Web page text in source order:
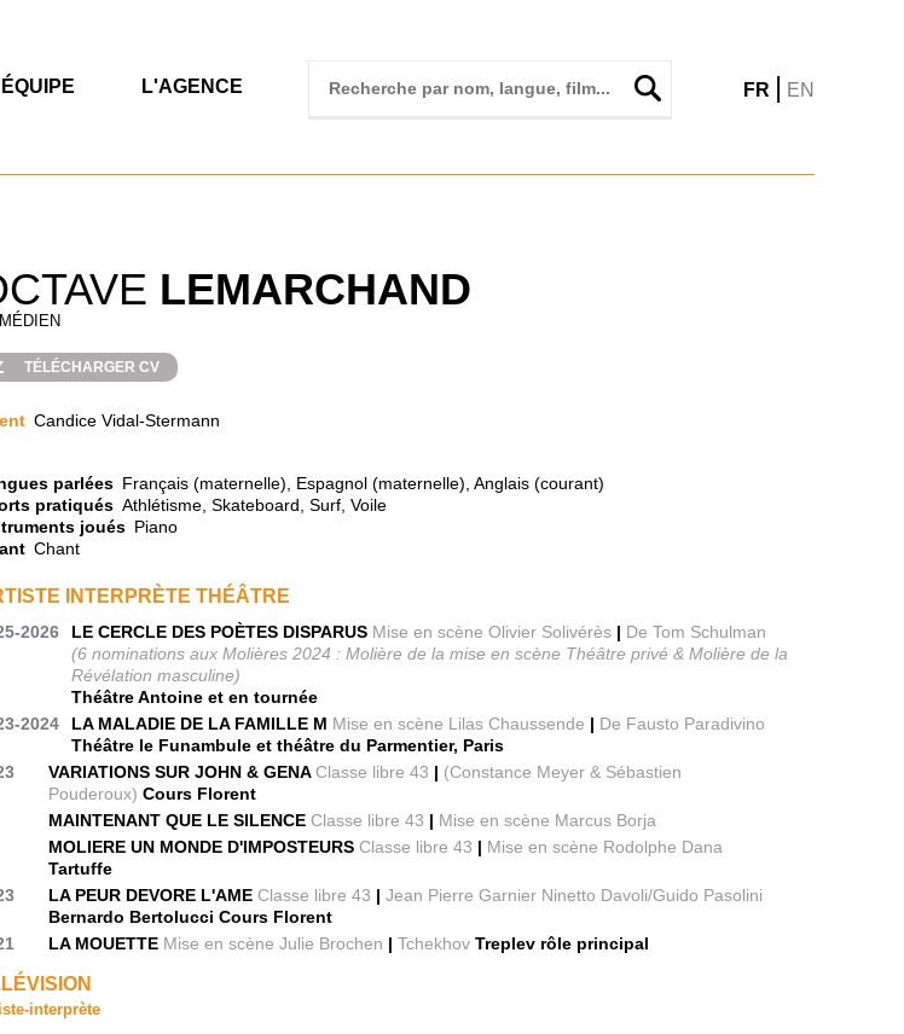
L'AGENCE FR | EN
LEMARCHAND
TÉLÉCHARGER CV
Candice Vidal-Stermann
parlées Français (maternelle), Espagnol (maternelle), Anglais (courant)
pratiqués Athlétisme, Skateboard, Surf, Voile
joués Piano
Chant
INTERPRÈTE THÉÂTRE
2026 LE CERCLE DES POÈTES DISPARUS Mise en scène Olivier Solivérès | De Tom Schulman
(6 nominations aux Molières 2024 : Molière de la mise en scène Théâtre privé & Molière de la
Révélation masculine)
Théâtre Antoine et en tournée
2024
LA MALADIE DE LA FAMILLE M Mise en scène Lilas Chaussende | De Fausto Paradivino
Théâtre le Funambule et théâtre du Parmentier, Paris
VARIATIONS SUR JOHN & GENAClasse libre 43 | (Constance Meyer & Sébastien
Pouderoux)Cours Florent
MAINTENANT QUE LE SILENCEClasse libre 43 | Mise en scène Marcus Borja
MOLIERE UN MONDE D'IMPOSTEURSClasse libre 43 | Mise en scène Rodolphe Dana
Tartuffe
LA PEUR DEVORE L'AMEClasse libre 43 |Jean Pierre Garnier Ninetto Davoli/Guido Pasolini
Bernardo Bertolucci Cours Florent
LA MOUETTE Mise en scène Julie Brochen |TchekhovTreplev rôle principal
interprète